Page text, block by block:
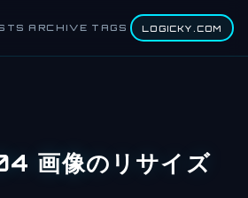
ARCHIVE TAGS LOGICKY.COM
画像のリサイズ